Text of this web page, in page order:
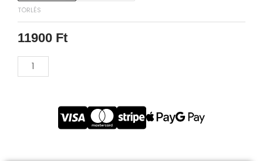
TÖRLÉS
11900 Ft